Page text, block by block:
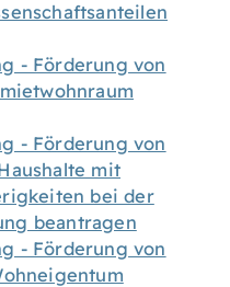
- Förderung von
- Förderung von
mit
bei der
beantragen
- Förderung von